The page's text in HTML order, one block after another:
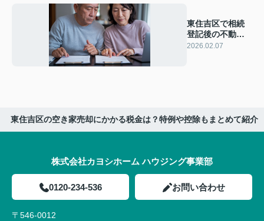
東住吉区で相続
登記後の不動産
売却はどうす
2026.02.07
東住吉区の空き家売却にかかる税金は？特例や控除もまとめて紹介
株式会社カヨシホーム ハウジング事業部
0120-234-536 お問い合わせ
〒546-0012